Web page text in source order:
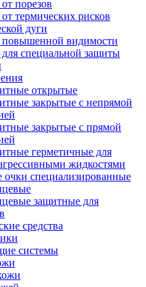
порезов
термических рисков
дуги
повышенной видимости
специальной защиты
открытые
закрытые с непрямой
закрытые с прямой
герметичные для
жидкостями
специализированные
защитные для
средства
системы